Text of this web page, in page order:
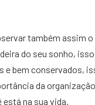
também assim
do seu sonho,
e bem conservados,
da
na sua vida.